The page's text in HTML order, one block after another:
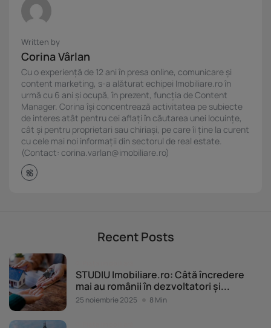
Written by
Corina Vârlan
Cu o experiență de 12 ani în presa online, comunicare și
content marketing, s-a alăturat echipei Imobiliare.ro în
urmă cu 6 ani și ocupă, în prezent, funcția de Content
Manager. Corina își concentrează activitatea pe subiecte
de interes atât pentru cei aflați în căutarea unei locuințe,
cât și pentru proprietari sau chiriași, pe care îi ține la curent
cu cele mai noi informații din sectorul de real estate.
(Contact: corina.varlan@imobiliare.ro)
Recent Posts
STUDIU Imobiliare.ro: Câtă încredere
mai au românii în dezvoltatori și...
25 noiembrie 2025 8 Min